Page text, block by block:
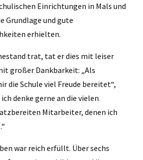
Einrichtungen in Mals und
Grundlage und gute
erhielten.
trat, tat er dies mit leiser
großer Dankbarkeit: „Als
die Schule viel Freude bereitet“,
denke gerne an die vielen
Mitarbeiter, denen ich
war reich erfüllt. Über sechs